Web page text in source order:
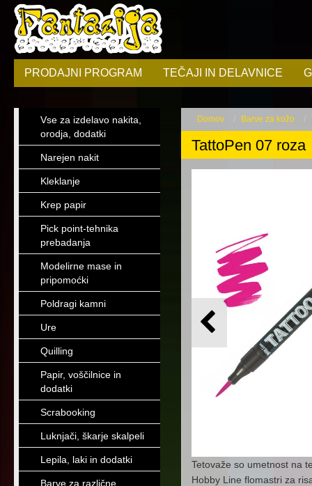
PRODAJNI PROGRAM TEČAJI IN DELAVNICE
Vse za izdelavo nakita,
orodja, dodatki
Narejen nakit
Kleklanje
Krep papir
Pick point-tehnika
prebadanja
Modelirne mase in
pripomoćki
Poldragi kamni
Ure
Quilling
Papir, voščilnice in
dodatki
Scrabooking
Luknjači, škarje skalpeli
Lepila, laki in dodatki
Barve za različne
Domov Barve za kožo
TattoPen 07 roza
Tetovaže so umetnost na
Hobby Line flomastri za